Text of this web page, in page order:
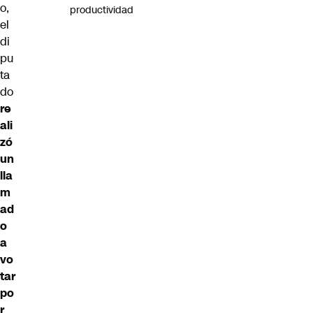
o,
el
di
pu
ta
do
re
ali
zó
un
lla
m
ad
o
a
vo
tar
po
r
productividad